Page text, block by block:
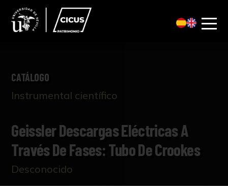
CATÁLOGO
Instrumental científico
Geissler Descargas Eléctricas A
Través De Fases: Tubo De Crookes
Desconocido